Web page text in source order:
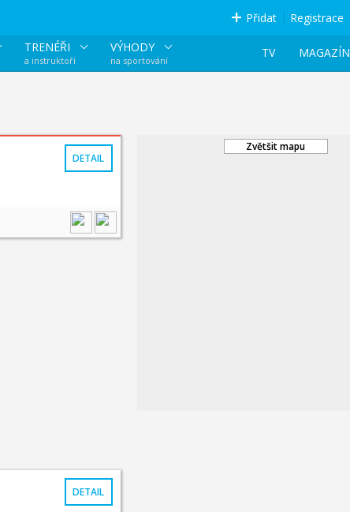
Přidat Registrace
TRENÉŘI
a instruktoři
VÝHODY
na sportování
MAGAZÍN
TV
DETAIL
DETAIL
Zvětšit mapu